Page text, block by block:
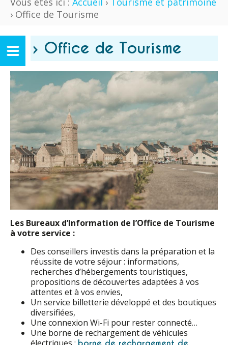
› Office de Tourisme
› Office de Tourisme
Les Bureaux d’Information de l’Office de Tourisme
à votre service :
Des conseillers investis dans la préparation et la
réussite de votre séjour : informations,
recherches d’hébergements touristiques,
propositions de découvertes adaptées à vos
attentes et à vos envies,
Un service billetterie développé et des boutiques
diversifiées,
Une connexion Wi-Fi pour rester connecté…
Une borne de rechargement de véhicules